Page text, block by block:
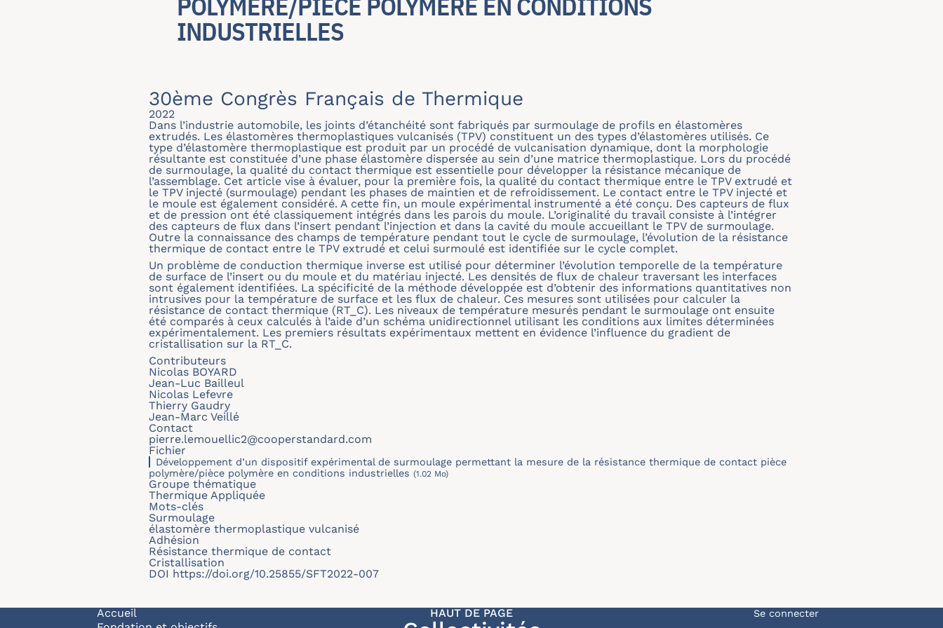
INDUSTRIELLES
30ème Congrès Français de Thermique
2022
Dans l’industrie automobile, les joints d’étanchéité sont fabriqués par surmoulage de profils en élastomères
extrudés. Les élastomères thermoplastiques vulcanisés (TPV) constituent un des types d’élastomères utilisés. Ce
type d’élastomère thermoplastique est produit par un procédé de vulcanisation dynamique, dont la morphologie
résultante est constituée d’une phase élastomère dispersée au sein d’une matrice thermoplastique. Lors du procédé
de surmoulage, la qualité du contact thermique est essentielle pour développer la résistance mécanique de
l’assemblage. Cet article vise à évaluer, pour la première fois, la qualité du contact thermique entre le TPV extrudé et
le TPV injecté (surmoulage) pendant les phases de maintien et de refroidissement. Le contact entre le TPV injecté et
le moule est également considéré. A cette fin, un moule expérimental instrumenté a été conçu. Des capteurs de flux
et de pression ont été classiquement intégrés dans les parois du moule. L’originalité du travail consiste à l’intégrer
des capteurs de flux dans l’insert pendant l’injection et dans la cavité du moule accueillant le TPV de surmoulage.
Outre la connaissance des champs de température pendant tout le cycle de surmoulage, l’évolution de la résistance
thermique de contact entre le TPV extrudé et celui surmoulé est identifiée sur le cycle complet.
Un problème de conduction thermique inverse est utilisé pour déterminer l’évolution temporelle de la température
de surface de l’insert ou du moule et du matériau injecté. Les densités de flux de chaleur traversant les interfaces
sont également identifiées. La spécificité de la méthode développée est d’obtenir des informations quantitatives non
intrusives pour la température de surface et les flux de chaleur. Ces mesures sont utilisées pour calculer la
résistance de contact thermique (RT C). Les niveaux de température mesurés pendant le surmoulage ont ensuite
été comparés à ceux calculés à l’aide d’un schéma unidirectionnel utilisant les conditions aux limites déterminées
expérimentalement. Les premiers résultats expérimentaux mettent en évidence l’influence du gradient de
cristallisation sur la RT C.
Contributeurs
Nicolas BOYARD
Jean-Luc Bailleul
Nicolas Lefevre
Thierry Gaudry
Jean-Marc Veillé
Contact
pierre.lemouellic2@cooperstandard.com
Fichier
Développement d’un dispositif expérimental de surmoulage permettant la mesure de la résistance thermique de contact pièce
polymère/pièce polymère en conditions industrielles (1.02 Mo)
Groupe thématique
Thermique Appliquée
Mots-clés
Surmoulage
élastomère thermoplastique vulcanisé
Adhésion
Résistance thermique de contact
Cristallisation
DOI https://doi.org/10.25855/SFT2022-007
Navigation principale
Accueil
HAUT DE PAGE Menu du compte de
Se connecter